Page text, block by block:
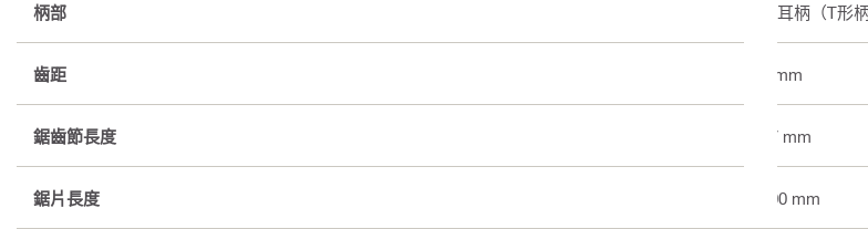
柄部 單耳柄（T形柄
齒距 3 mm
鋸齒節長度 77 mm
鋸片長度 100 mm